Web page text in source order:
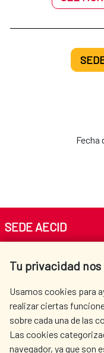
Fecha
Tu privacidad
Usamos cookies para
realizar ciertas
sobre cada una de las
Las cookies
navegador, ya que son
SEDE AECID
Tel. +34 900 20 30 54​​​​​​​
AECID
SPANISH